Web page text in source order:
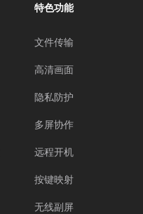
特色功能
文件传输
高清画面
隐私防护
多屏协作
远程开机
按键映射
无线副屏